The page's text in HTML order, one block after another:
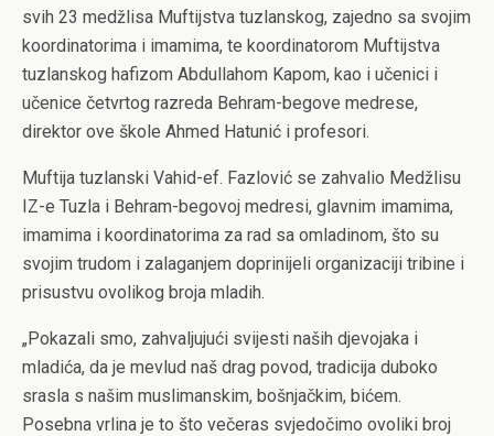
svih 23 medžlisa Muftijstva tuzlanskog, zajedno sa svojim
koordinatorima i imamima, te koordinatorom Muftijstva
tuzlanskog hafizom Abdullahom Kapom, kao i učenici i
učenice četvrtog razreda Behram-begove medrese,
direktor ove škole Ahmed Hatunić i profesori.
Muftija tuzlanski Vahid-ef. Fazlović se zahvalio Medžlisu
IZ-e Tuzla i Behram-begovoj medresi, glavnim imamima,
imamima i koordinatorima za rad sa omladinom, što su
svojim trudom i zalaganjem doprinijeli organizaciji tribine i
prisustvu ovolikog broja mladih.
„Pokazali smo, zahvaljujući svijesti naših djevojaka i
mladića, da je mevlud naš drag povod, tradicija duboko
srasla s našim muslimanskim, bošnjačkim, bićem.
Posebna vrlina je to što večeras svjedočimo ovoliki broj